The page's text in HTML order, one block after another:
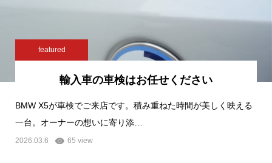
featured
輸入車の車検はお任せください
BMW X5が車検でご来店です。積み重ねた時間が美しく映える
一台。オーナーの想いに寄り添…
2026.03.6 65 view